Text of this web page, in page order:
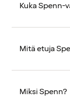
Kuka Spenn-
Mitä etuja
Miksi Spenn?